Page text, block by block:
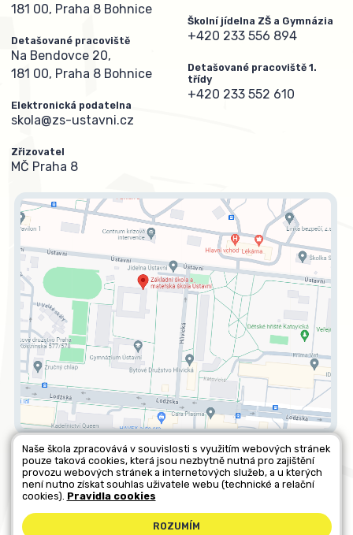
181 00, Praha 8 Bohnice
Detašované pracoviště
Na Bendovce 20,
181 00, Praha 8 Bohnice
Elektronická podatelna
skola@zs-ustavni.cz
Zřizovatel
MČ Praha 8
Školní jídelna ZŠ a Gymnázia
+420 233 556 894
Detašované pracoviště 1.
třídy
+420 233 552 610
Všechna práva vyhrazena. Copyright © 2026 |Mapa stránek
Kontakty|Přihlásit|Prohlášení o přístupnosti|Pravidla COOKIES
Naše škola zpracovává v souvislosti s využitím webových stránek
pouze taková cookies, která jsou nezbytně nutná pro zajištění
provozu webových stránek a internetových služeb, a u kterých
není nutno získat souhlas uživatele webu (technické a relační
cookies). Pravidla cookies
ROZUMÍM